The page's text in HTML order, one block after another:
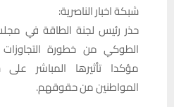
شبكة اخبار الناصرية:
حذر رئيس لجنة الطاقة في
الطوكي من خطورة التجاوزات
مؤكدا تأثيرها المباشر
المواطنين من حقوقهم.